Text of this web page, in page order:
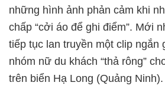
những hình ảnh phản cảm khi
chấp “cởi áo để ghi điểm”. Mới
tiếp tục lan truyền một clip ngắn
nhóm nữ du khách “thả rông”
trên biển Hạ Long (Quảng Ninh).